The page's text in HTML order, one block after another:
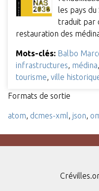
les pays
traduit par
restauration des
Mots-clés: Balbo
infrastructures médina
tourisme ville
Formats de sortie
atom dcmes-xml json